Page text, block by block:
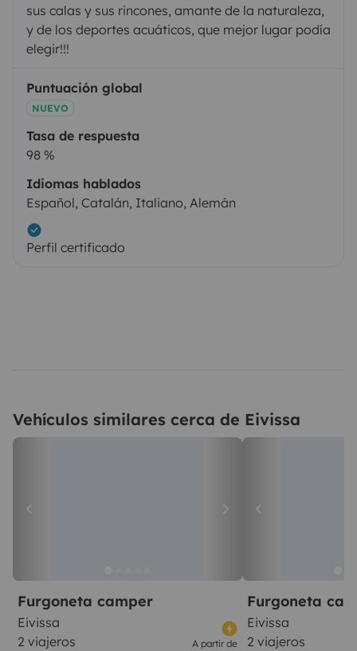
sus calas y sus rincones, amante de la naturaleza,
y de los deportes acuáticos, que mejor lugar podía
elegir!!!
Puntuación global
NUEVO
Tasa de respuesta
98 %
Idiomas hablados
Español, Catalán, Italiano, Alemán
Perfil certificado
Vehículos similares cerca de Eivissa
Furgoneta camper
Eivissa
2 viajeros
A partir de
Furgoneta
Eivissa
2 viajeros